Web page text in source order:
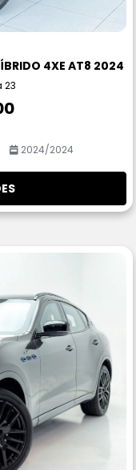
4XE AT8 2024
23
2024/2024